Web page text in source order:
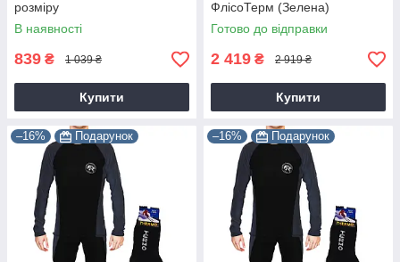
розміру
В наявності
839 ₴ 1 039 ₴
Купити
ФлісоТерм (Зелена)
Готово до відправки
2 419 ₴ 2 919 ₴
Купити
–16% Подарунок –16% Подарунок